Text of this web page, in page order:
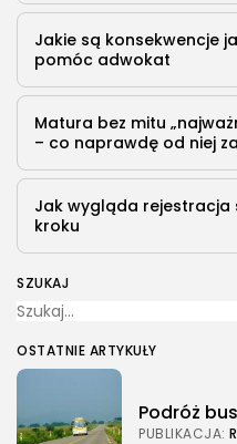
Jakie są konsekwencje
pomóc adwokat
Matura bez mitu
– co naprawdę od niej
Jak wygląda
kroku
SZUKAJ
OSTATNIE ARTYKUŁY
Podróż
PUBLIKACJA: